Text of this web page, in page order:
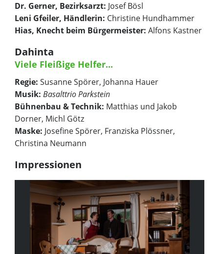
Dr. Gerner, Bezirksarzt: Josef Bösl
Leni Gfeiler, Händlerin: Christine Hundhammer
Hias, Knecht beim Bürgermeister: Alfons Kastner
Dahinta
Viele Fleißige Helfer...
Regie: Susanne Spörer, Johanna Hauer
Musik: Basalttrio Parkstein
Bühnenbau & Technik: Matthias und Jakob
Dorner, Michl Götz
Maske: Josefine Spörer, Franziska Plössner,
Christina Neumann
Impressionen